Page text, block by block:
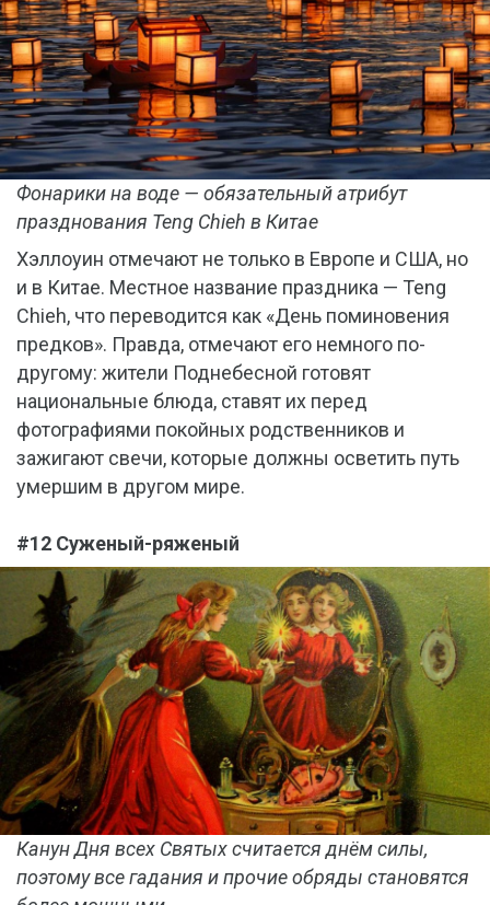
Фонарики на воде — обязательный атрибут
празднования Teng Chieh в Китае
Хэллоуин отмечают не только в Европе и США, но
и в Китае. Местное название праздника — Teng
Chieh, что переводится как «День поминовения
предков». Правда, отмечают его немного по-
другому: жители Поднебесной готовят
национальные блюда, ставят их перед
фотографиями покойных родственников и
зажигают свечи, которые должны осветить путь
умершим в другом мире.
#12 Суженый-ряженый
Канун Дня всех Святых считается днём силы,
поэтому все гадания и прочие обряды становятся